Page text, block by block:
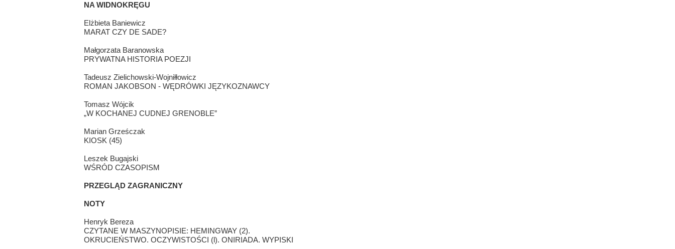
NA WIDNOKRĘGU
Elżbieta Baniewicz
MARAT CZY DE SADE?
Małgorzata Baranowska
PRYWATNA HISTORIA POEZJI
Tadeusz Zielichowski-Wojniłłowicz
ROMAN JAKOBSON - WĘDRÓWKI JĘZYKOZNAWCY
Tomasz Wójcik
„W KOCHANEJ CUDNEJ GRENOBLE”
Marian Grześczak
KIOSK (45)
Leszek Bugajski
WŚRÓD CZASOPISM
PRZEGLĄD ZAGRANICZNY
NOTY
Henryk Bereza
CZYTANE W MASZYNOPISIE: HEMINGWAY (2).
OKRUCIEŃSTWO. OCZYWISTOŚCI (l). ONIRIADA. WYPISKI